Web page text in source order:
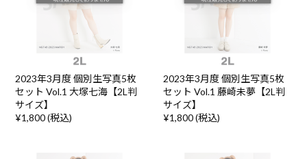
2023年3月度 個別生写真5枚
セット Vol.1 大塚七海【2L判
サイズ】
¥1,800 (税込)
2023年3月度 個別生写真5枚
セット Vol.1 藤崎未夢【2L判
サイズ】
¥1,800 (税込)